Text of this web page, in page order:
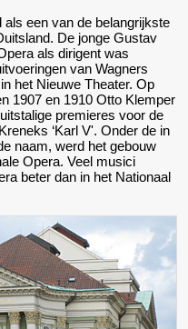
een van de belangrijkste
De jonge Gustav
als dirigent was
van Wagners
het Nieuwe Theater. Op
1907 en 1910 Otto Klemper
premieres voor de
‘Karl V'. Onder de in
naam, werd het gebouw
Opera. Veel musici
beter dan in het Nationaal